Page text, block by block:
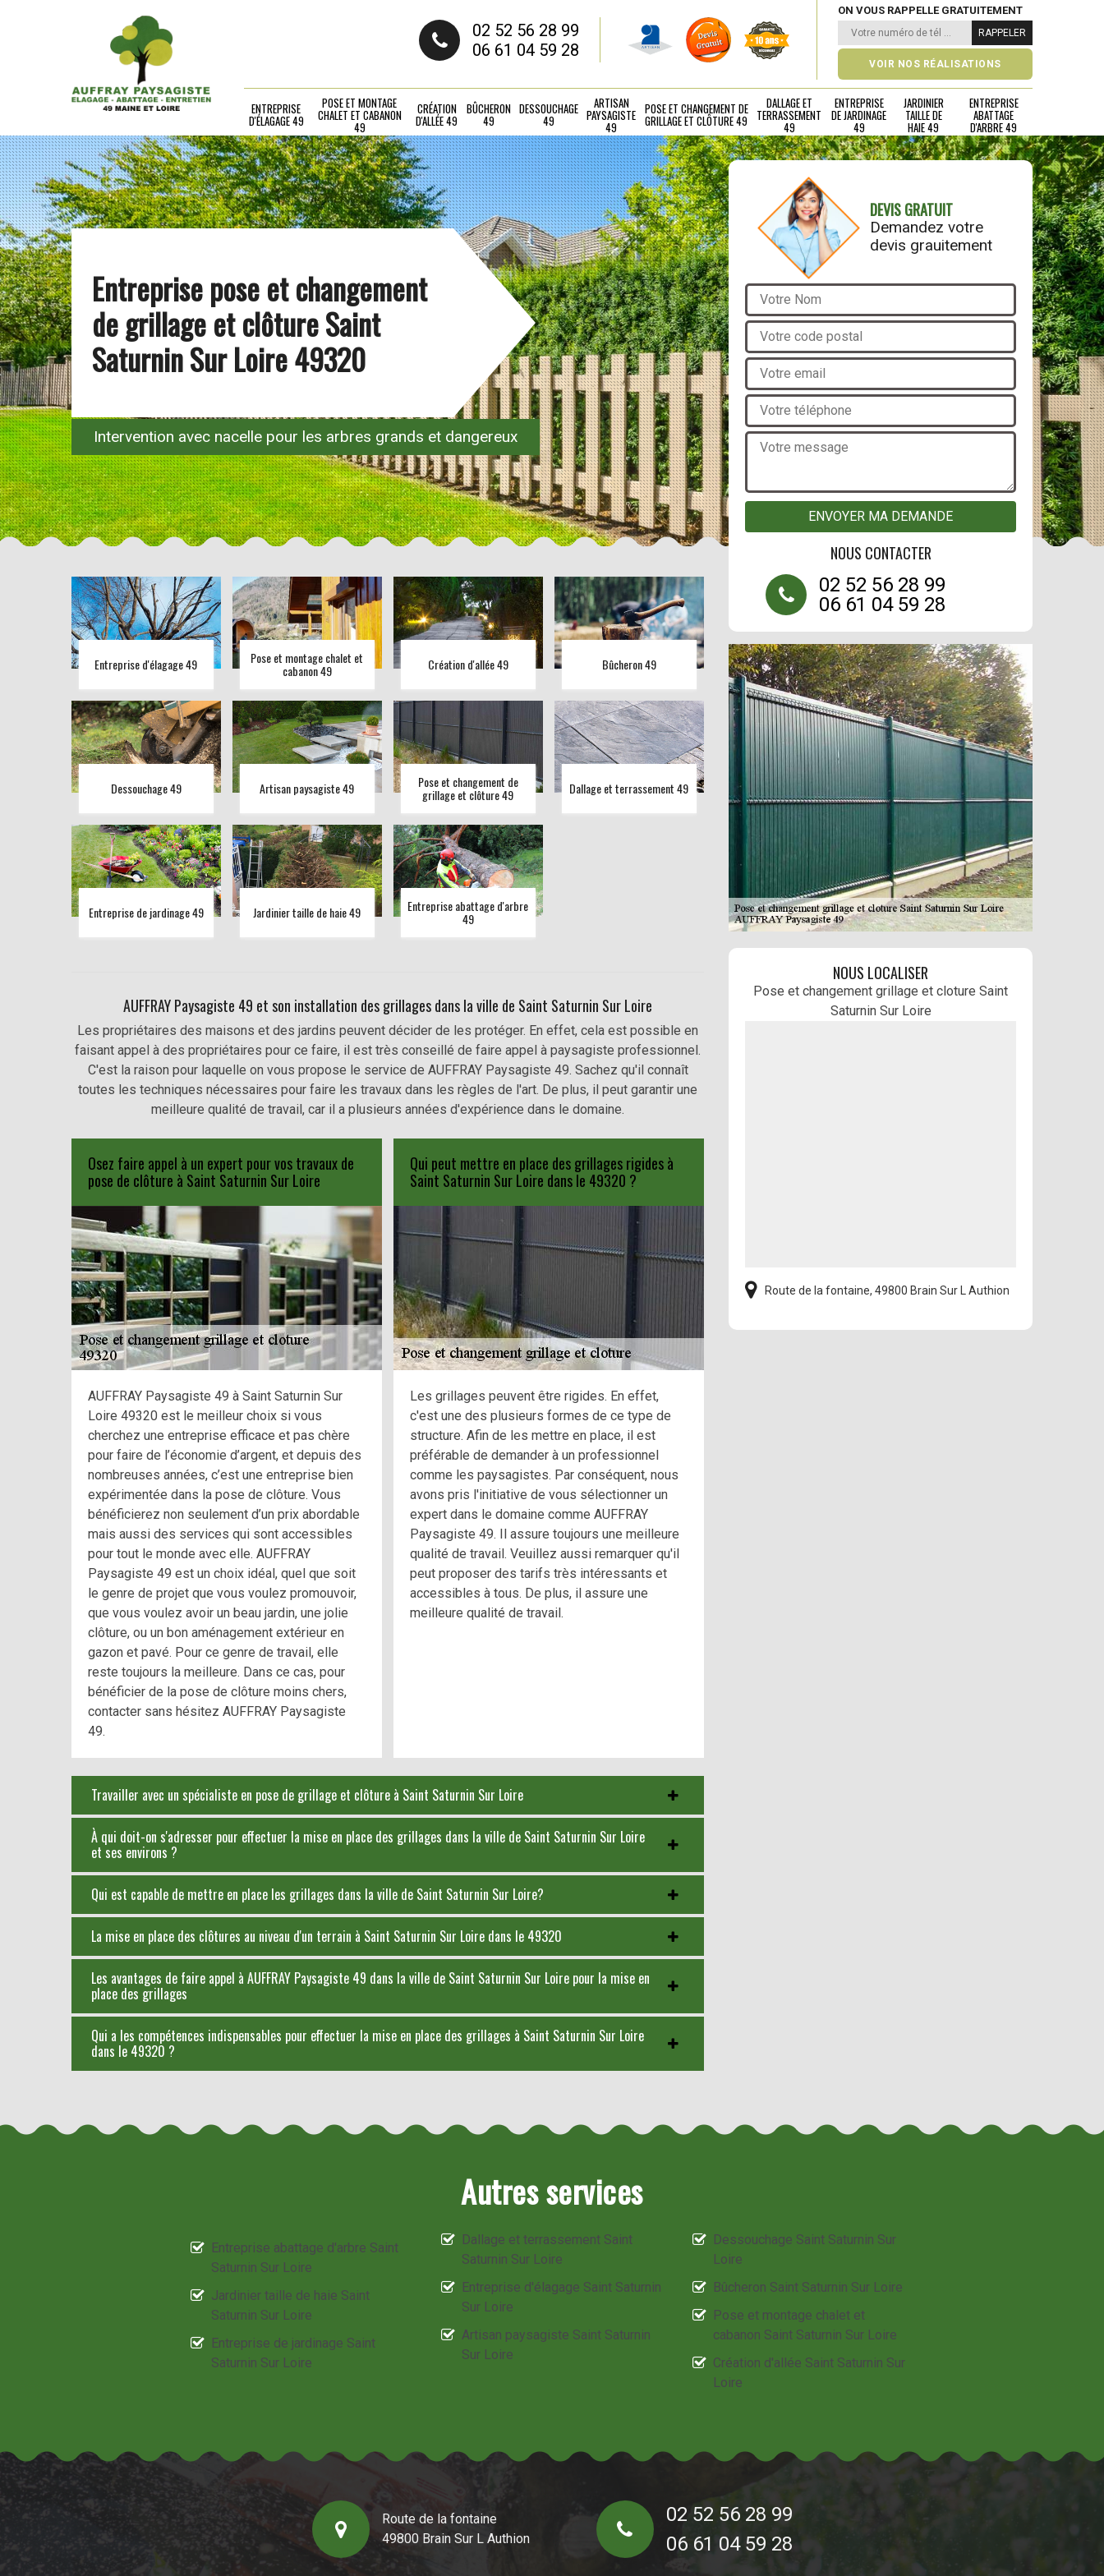
02 52 56 28 99
06 61 04 59 28
ON VOUS RAPPELLE GRATUITEMENT
VOIR NOS RÉALISATIONS
ENTREPRISE
D'ÉLAGAGE 49
POSE ET MONTAGE
CHALET ET CABANON
49
CRÉATION
D'ALLÉE 49
BÛCHERON
49
DESSOUCHAGE
49
ARTISAN
PAYSAGISTE
49
POSE ET CHANGEMENT DE
GRILLAGE ET CLÔTURE 49
DALLAGE ET
TERRASSEMENT
49
ENTREPRISE
DE JARDINAGE
49
JARDINIER
TAILLE DE
HAIE 49
ENTREPRISE
ABATTAGE
D'ARBRE 49
Entreprise pose et changement
de grillage et clôture Saint
Saturnin Sur Loire 49320
Intervention avec nacelle pour les arbres grands et dangereux
Entreprise d'élagage 49 Pose et montage chalet et
cabanon 49 Création d'allée 49 Bûcheron 49
Dessouchage 49 Artisan paysagiste 49 Pose et changement de
grillage et clôture 49 Dallage et terrassement 49
Entreprise de jardinage 49 Jardinier taille de haie 49 Entreprise abattage d'arbre
49
AUFFRAY Paysagiste 49 et son installation des grillages dans la ville de Saint Saturnin Sur Loire
Les propriétaires des maisons et des jardins peuvent décider de les protéger. En effet, cela est possible en
faisant appel à des propriétaires pour ce faire, il est très conseillé de faire appel à paysagiste professionnel.
C'est la raison pour laquelle on vous propose le service de AUFFRAY Paysagiste 49. Sachez qu'il connaît
toutes les techniques nécessaires pour faire les travaux dans les règles de l'art. De plus, il peut garantir une
meilleure qualité de travail, car il a plusieurs années d'expérience dans le domaine.
Osez faire appel à un expert pour vos travaux de
pose de clôture à Saint Saturnin Sur Loire
AUFFRAY Paysagiste 49 à Saint Saturnin Sur
Loire 49320 est le meilleur choix si vous
cherchez une entreprise efficace et pas chère
pour faire de l’économie d’argent, et depuis des
nombreuses années, c’est une entreprise bien
expérimentée dans la pose de clôture. Vous
bénéficierez non seulement d’un prix abordable
mais aussi des services qui sont accessibles
pour tout le monde avec elle. AUFFRAY
Paysagiste 49 est un choix idéal, quel que soit
le genre de projet que vous voulez promouvoir,
que vous voulez avoir un beau jardin, une jolie
clôture, ou un bon aménagement extérieur en
gazon et pavé. Pour ce genre de travail, elle
reste toujours la meilleure. Dans ce cas, pour
bénéficier de la pose de clôture moins chers,
contacter sans hésitez AUFFRAY Paysagiste
49.
Qui peut mettre en place des grillages rigides à
Saint Saturnin Sur Loire dans le 49320 ?
Les grillages peuvent être rigides. En effet,
c'est une des plusieurs formes de ce type de
structure. Afin de les mettre en place, il est
préférable de demander à un professionnel
comme les paysagistes. Par conséquent, nous
avons pris l'initiative de vous sélectionner un
expert dans le domaine comme AUFFRAY
Paysagiste 49. Il assure toujours une meilleure
qualité de travail. Veuillez aussi remarquer qu'il
peut proposer des tarifs très intéressants et
accessibles à tous. De plus, il assure une
meilleure qualité de travail.
Travailler avec un spécialiste en pose de grillage et clôture à Saint Saturnin Sur Loire
À qui doit-on s'adresser pour effectuer la mise en place des grillages dans la ville de Saint Saturnin Sur Loire
et ses environs ?
Qui est capable de mettre en place les grillages dans la ville de Saint Saturnin Sur Loire?
La mise en place des clôtures au niveau d'un terrain à Saint Saturnin Sur Loire dans le 49320
Les avantages de faire appel à AUFFRAY Paysagiste 49 dans la ville de Saint Saturnin Sur Loire pour la mise en
place des grillages
Qui a les compétences indispensables pour effectuer la mise en place des grillages à Saint Saturnin Sur Loire
dans le 49320 ?
DEVIS GRATUIT
Demandez votre
devis grauitement
NOUS CONTACTER
02 52 56 28 99
06 61 04 59 28
NOUS LOCALISER
Pose et changement grillage et cloture Saint
Saturnin Sur Loire
Route de la fontaine, 49800 Brain Sur L Authion
Autres services
Entreprise abattage d'arbre Saint
Saturnin Sur Loire
Jardinier taille de haie Saint
Saturnin Sur Loire
Entreprise de jardinage Saint
Saturnin Sur Loire
Dallage et terrassement Saint
Saturnin Sur Loire
Entreprise d'élagage Saint Saturnin
Sur Loire
Artisan paysagiste Saint Saturnin
Sur Loire
Dessouchage Saint Saturnin Sur
Loire
Bûcheron Saint Saturnin Sur Loire
Pose et montage chalet et
cabanon Saint Saturnin Sur Loire
Création d'allée Saint Saturnin Sur
Loire
Route de la fontaine
49800 Brain Sur L Authion
02 52 56 28 99
06 61 04 59 28